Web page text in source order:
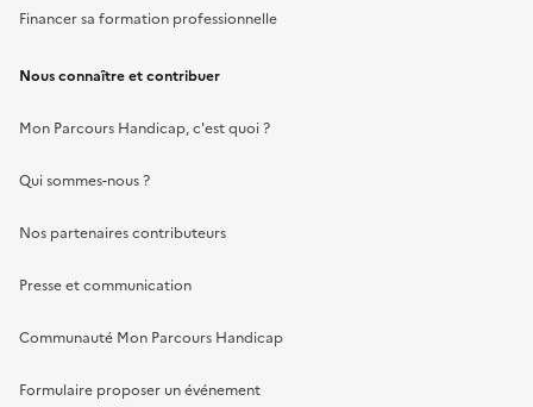
Financer sa formation professionnelle
Nous connaître et contribuer
Mon Parcours Handicap, c'est quoi ?
Qui sommes-nous ?
Nos partenaires contributeurs
Presse et communication
Communauté Mon Parcours Handicap
Formulaire proposer un événement